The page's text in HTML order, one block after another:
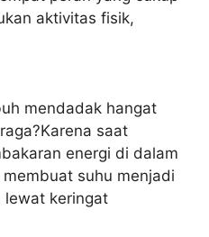
aktivitas fisik,
mendadak hangat
saat
energi di dalam
suhu menjadi
lewat keringat